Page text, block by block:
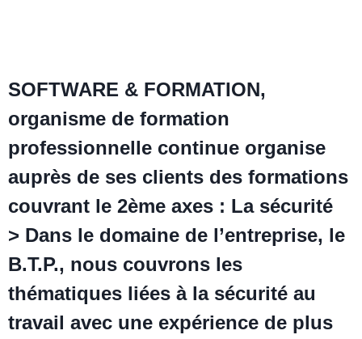
SOFTWARE & FORMATION,
organisme de formation
professionnelle continue organise
auprès de ses clients des formations
couvrant le 2ème axes : La sécurité
> Dans le domaine de l’entreprise, le
B.T.P., nous couvrons les
thématiques liées à la sécurité au
travail avec une expérience de plus